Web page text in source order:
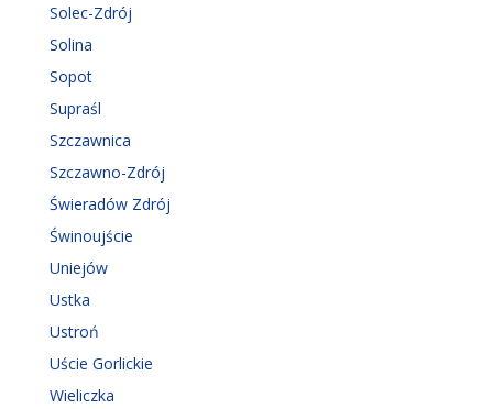
Solec-Zdrój
Solina
Sopot
Supraśl
Szczawnica
Szczawno-Zdrój
Świeradów Zdrój
Świnoujście
Uniejów
Ustka
Ustroń
Uście Gorlickie
Wieliczka